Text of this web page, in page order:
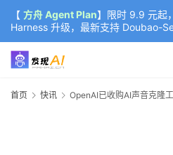
【 方舟 Agent Plan】限时 9.9 元起
Harness 升级，最新支持 Doubao-
K3（部分）、GLM-5.2
首页 快讯 OpenAI已收购AI声音克隆